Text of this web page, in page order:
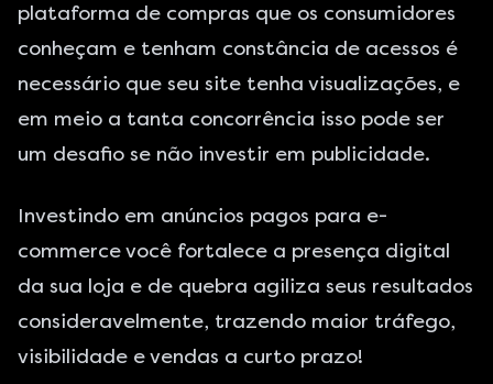
plataforma de compras que os consumidores
conheçam e tenham constância de acessos é
necessário que seu site tenha visualizações, e
em meio a tanta concorrência isso pode ser
um desafio se não investir em publicidade.
Investindo em anúncios pagos para e-
commerce você fortalece a presença digital
da sua loja e de quebra agiliza seus resultados
consideravelmente, trazendo maior tráfego,
visibilidade e vendas a curto prazo!